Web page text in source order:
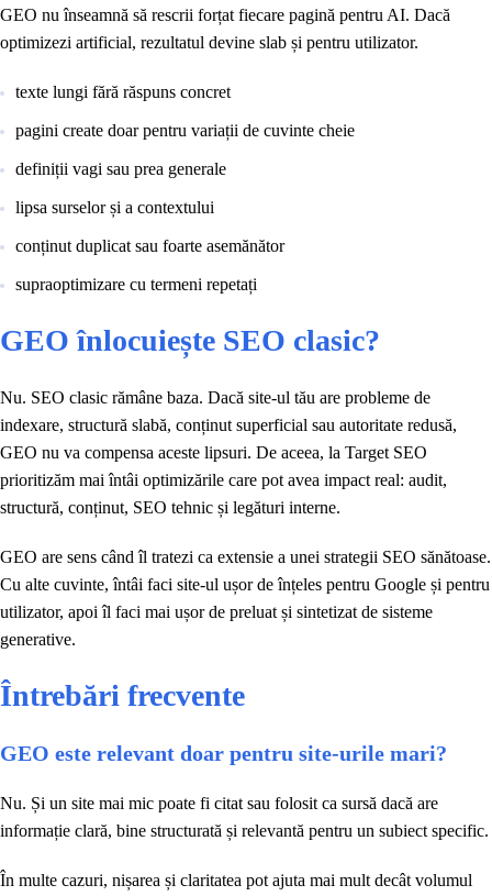
GEO nu înseamnă să rescrii forțat fiecare pagină pentru AI. Dacă
optimizezi artificial, rezultatul devine slab și pentru utilizator.
texte lungi fără răspuns concret
pagini create doar pentru variații de cuvinte cheie
definiții vagi sau prea generale
lipsa surselor și a contextului
conținut duplicat sau foarte asemănător
supraoptimizare cu termeni repetați
GEO înlocuiește SEO clasic?
Nu. SEO clasic rămâne baza. Dacă site-ul tău are probleme de
indexare, structură slabă, conținut superficial sau autoritate redusă,
GEO nu va compensa aceste lipsuri. De aceea, la Target SEO
prioritizăm mai întâi optimizările care pot avea impact real: audit,
structură, conținut, SEO tehnic și legături interne.
GEO are sens când îl tratezi ca extensie a unei strategii SEO sănătoase.
Cu alte cuvinte, întâi faci site-ul ușor de înțeles pentru Google și pentru
utilizator, apoi îl faci mai ușor de preluat și sintetizat de sisteme
generative.
Întrebări frecvente
GEO este relevant doar pentru site-urile mari?
Nu. Și un site mai mic poate fi citat sau folosit ca sursă dacă are
informație clară, bine structurată și relevantă pentru un subiect specific.
În multe cazuri, nișarea și claritatea pot ajuta mai mult decât volumul